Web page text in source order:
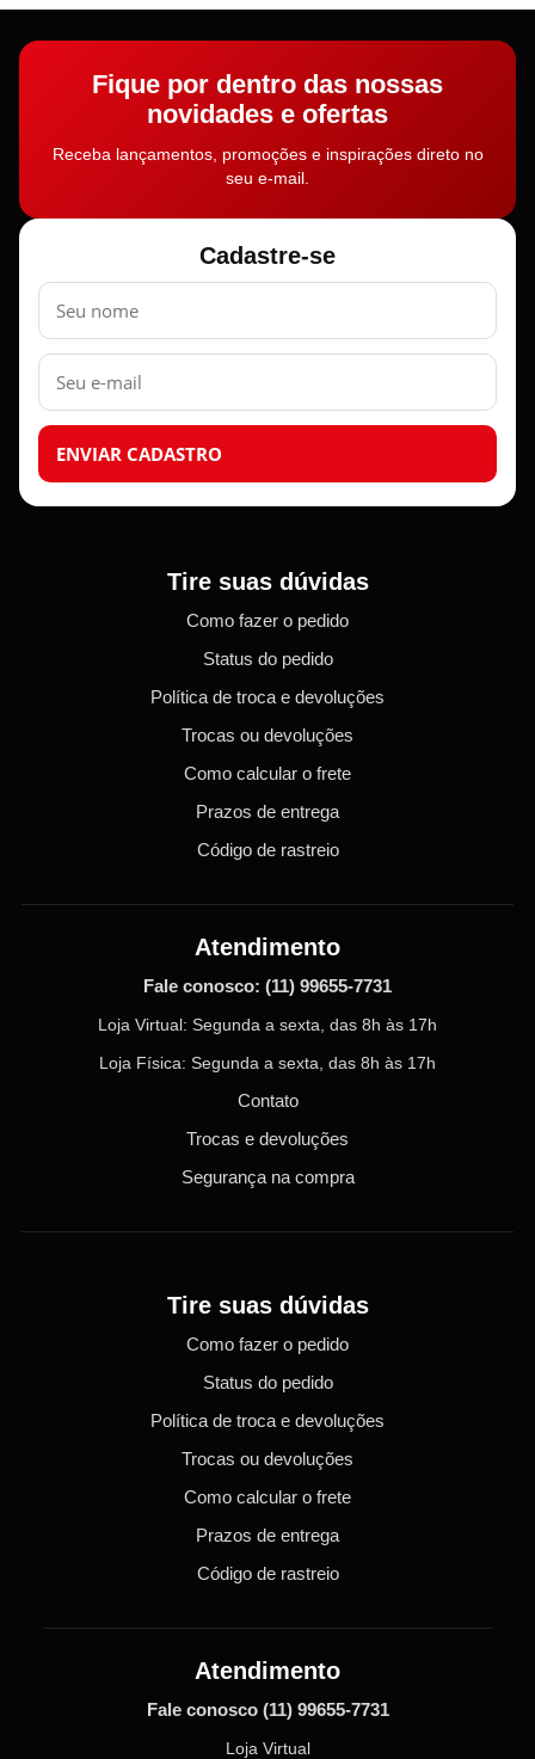
Fique por dentro das nossas
novidades e ofertas
Receba lançamentos, promoções e inspirações direto no
seu e-mail.
Cadastre-se
Nome
E-
mail
ENVIAR CADASTRO
Tire suas dúvidas
Como fazer o pedido
Status do pedido
Política de troca e devoluções
Trocas ou devoluções
Como calcular o frete
Prazos de entrega
Código de rastreio
Atendimento
Fale conosco: (11) 99655-7731
Loja Virtual: Segunda a sexta, das 8h às 17h
Loja Física: Segunda a sexta, das 8h às 17h
Contato
Trocas e devoluções
Segurança na compra
Tire suas dúvidas
Como fazer o pedido
Status do pedido
Política de troca e devoluções
Trocas ou devoluções
Como calcular o frete
Prazos de entrega
Código de rastreio
Atendimento
Fale conosco (11) 99655-7731
Loja Virtual